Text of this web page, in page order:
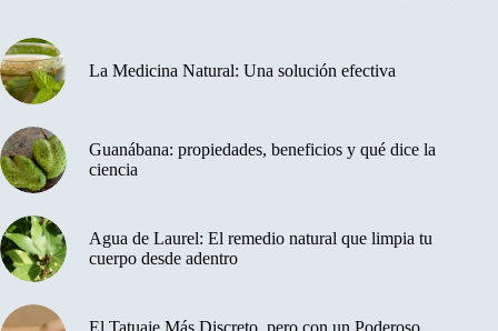
La Medicina Natural: Una solución efectiva
Guanábana: propiedades, beneficios y qué dice la
ciencia
Agua de Laurel: El remedio natural que limpia tu
cuerpo desde adentro
El Tatuaje Más Discreto, pero con un Poderoso